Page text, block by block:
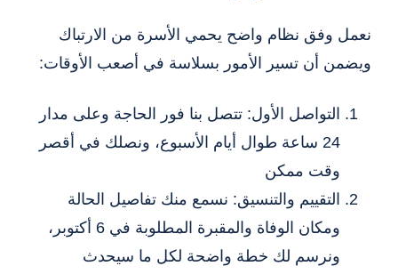
نعمل وفق نظام واضح يحمي الأسرة من الارتباك
ويضمن أن تسير الأمور بسلاسة في أصعب الأوقات:
التواصل الأول: تتصل بنا فور الحاجة وعلى مدار
24 ساعة طوال أيام الأسبوع، ونصلك في أقصر
وقت ممكن
التقييم والتنسيق: نسمع منك تفاصيل الحالة
ومكان الوفاة والمقبرة المطلوبة في 6 أكتوبر،
ونرسم لك خطة واضحة لكل ما سيحدث